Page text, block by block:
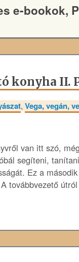
e-bookok,
konyha II.
, Vega, vegán,
van itt szó,
segíteni,
Ez a
továbbvezető